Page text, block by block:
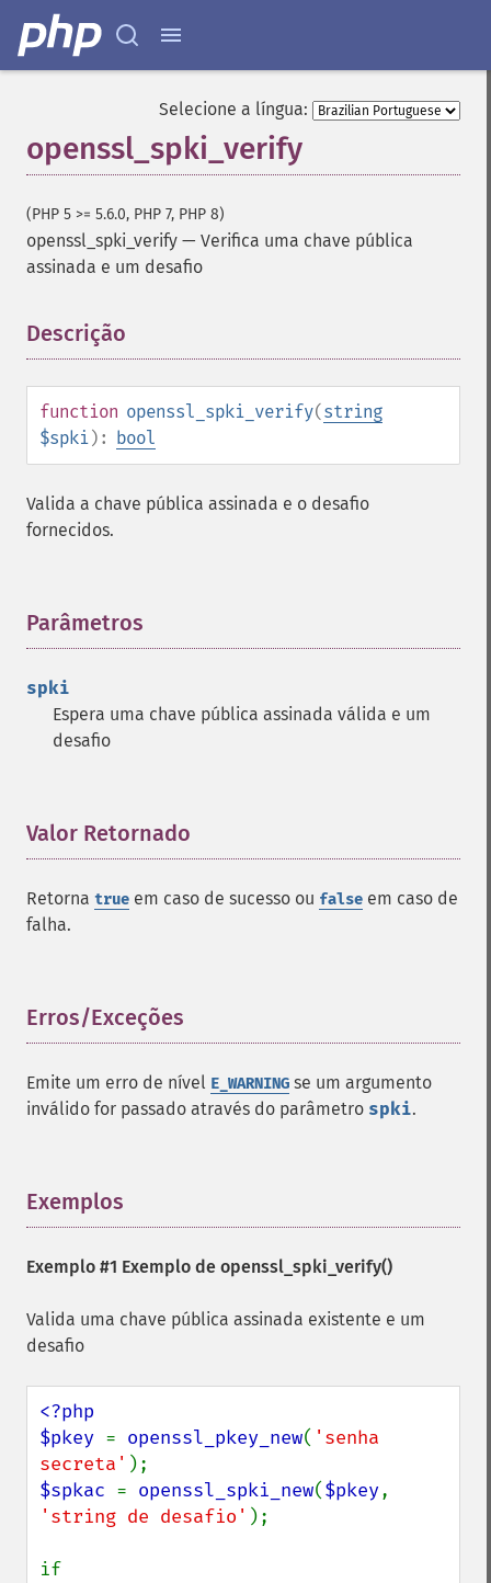
Selecione a língua:
openssl_spki_verify
(PHP 5 >= 5.6.0, PHP 7, PHP 8)
openssl_spki_verify — Verifica uma chave pública
assinada e um desafio
Descrição
function openssl_spki_verify(string
$spki): bool
Valida a chave pública assinada e o desafio
fornecidos.
Parâmetros
spki
Espera uma chave pública assinada válida e um
desafio
Valor Retornado
Retorna true em caso de sucesso ou false em caso de
falha.
Erros/Exceções
Emite um erro de nível E_WARNING se um argumento
inválido for passado através do parâmetro spki.
Exemplos
Exemplo #1 Exemplo de openssl_spki_verify()
Valida uma chave pública assinada existente e um
desafio
<?php
$pkey = openssl_pkey_new( 'senha
secreta'
$spkac = openssl_spki_new($pkey
'string de desafio' );
if